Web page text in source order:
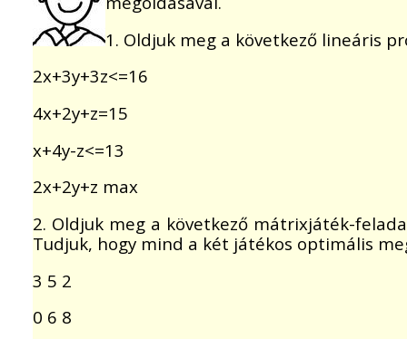
1. Oldjuk meg a következő lineáris
2x+3y+3z<=16
4x+2y+z=15
x+4y-z<=13
2x+2y+z max
2. Oldjuk meg a következő mátrixjáték-
Tudjuk, hogy mind a két játékos optimális
3 5 2
0 6 8